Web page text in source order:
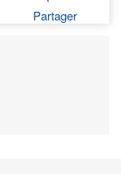
Partager